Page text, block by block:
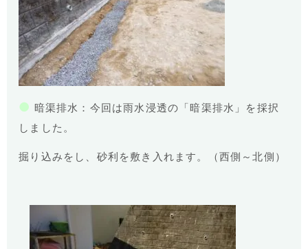
● 暗渠排水：今回は雨水浸透の「暗渠排水」を採択
しました。
掘り込みをし、砂利を敷き入れます。（西側～北側）